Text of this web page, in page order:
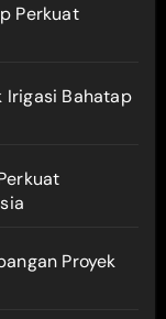
Perkuat
Irigasi Bahatap
Proyek